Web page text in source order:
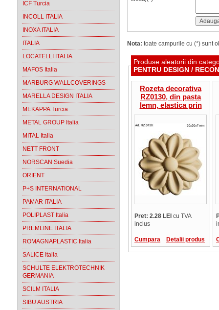
ICF Turcia
INCOLL ITALIA
INOXA ITALIA
ITALIA
LOCATELLI ITALIA
MAFOS Italia
MARBURG WALLCOVERINGS
MARELLA DESIGN ITALIA
MEKAPPA Turcia
METAL GROUP Italia
MITAL Italia
NETT FRONT
NORSCAN Suedia
ORIENT
P+S INTERNATIONAL
PAMAR ITALIA
POLIPLAST Italia
PREMLINE ITALIA
ROMAGNAPLASTIC Italia
SALICE Italia
SCHULTE ELEKTROTECHNIK
GERMANIA
SCILM ITALIA
SIBU AUSTRIA
Nota: toate campurile cu (*) sunt
Produse aleatorii din
PENTRU DESIGN /
Rozeta decorativa
RZ0130, din pasta
lemn, elastica prin
incalzire, rotunda tip
Pret: 2.28 LEI cu TVA
inclus
Cumpara Detalii produs